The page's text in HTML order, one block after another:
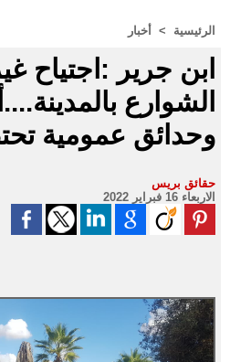
الرئيسية > أخبار
ابن جرير :اجتياح
الشوارع
وحدائق عمومية
حقائق بريس
الاربعاء 16 فبراير 2022